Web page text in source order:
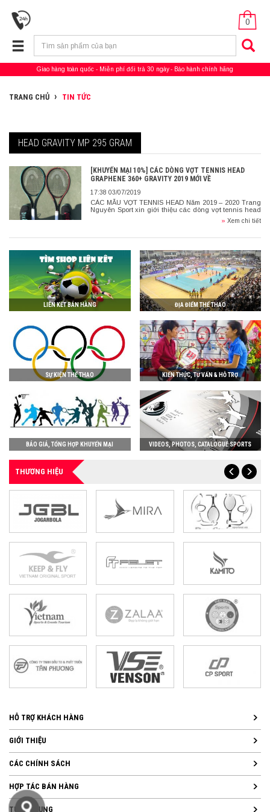
0
Giao hàng toàn quốc Miễn phí đổi trả 30 ngày Bảo hành chính hãng
TRANG CHỦ TIN TỨC
HEAD GRAVITY MP 295 GRAM
[KHUYẾN MẠI 10%] CÁC DÒNG VỢT TENNIS HEAD
GRAPHENE 360+ GRAVITY 2019 MỚI VỀ
17:38 03/07/2019
CÁC MẪU VỢT TENNIS HEAD Năm 2019 – 2020 Trang
Nguyên Sport xin giới thiệu các dòng vợt tennis head
phiên bản Gravity cho năm 2019 – 2020, Công nghệ
» Xem chi tiết
LIÊN KẾT BÁN HÀNG ĐỊA ĐIỂM THỂ THAO
SỰ KIỆN THỂ THAO KIẾN THỨC, TƯ VẤN & HỖ TRỢ
BÁO GIÁ, TỔNG HỢP KHUYẾN MẠI VIDEOS, PHOTOS, CATALOGUE SPORTS
THƯƠNG HIỆU
HỖ TRỢ KHÁCH HÀNG
GIỚI THIỆU
CÁC CHÍNH SÁCH
HỢP TÁC BÁN HÀNG
TUYỂN DỤNG